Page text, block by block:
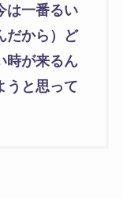
は一番るい
だから）ど
時が来るん
うと思って